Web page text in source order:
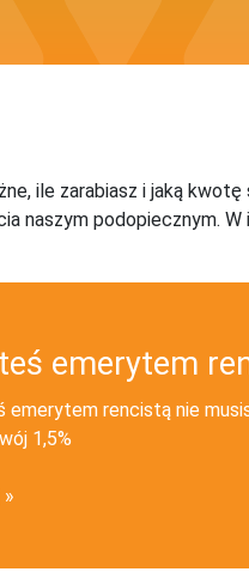
ile zarabiasz i jaką
naszym podopiecznym.
emerytem
emerytem rencistą nie
1,5%